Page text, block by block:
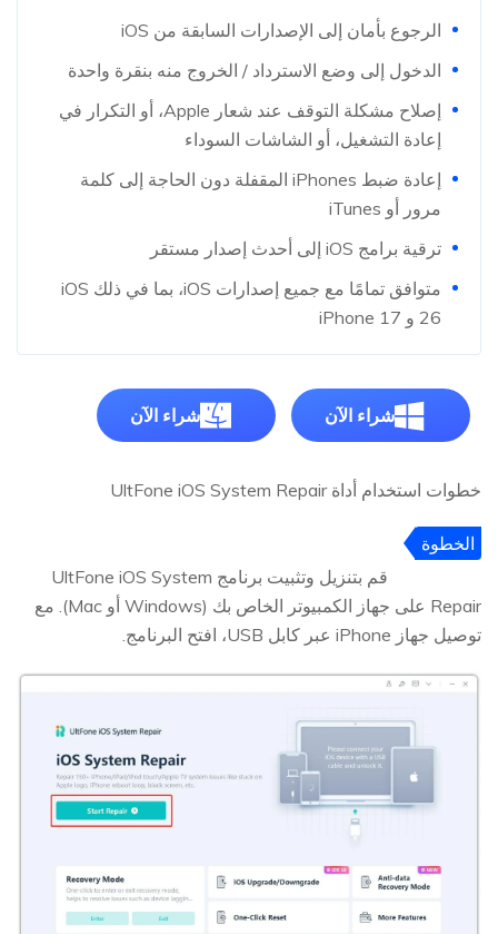
الرجوع بأمان إلى الإصدارات السابقة من iOS
الدخول إلى وضع الاسترداد / الخروج منه بنقرة واحدة
إصلاح مشكلة التوقف عند شعار Apple، أو التكرار في
إعادة التشغيل، أو الشاشات السوداء
إعادة ضبط iPhones المقفلة دون الحاجة إلى كلمة
مرور أو iTunes
ترقية برامج iOS إلى أحدث إصدار مستقر
متوافق تمامًا مع جميع إصدارات iOS، بما في ذلك iOS
26 و iPhone 17
شراء الآن شراء الآن
خطوات استخدام أداة UltFone iOS System Repair
الخطوة
قم بتنزيل وتثبيت برنامج UltFone iOS System
Repair على جهاز الكمبيوتر الخاص بك (Windows أو Mac). مع
توصيل جهاز iPhone عبر كابل USB، افتح البرنامج.